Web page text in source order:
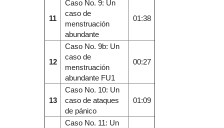
11
Caso No. 9: Un
caso de
menstruación
abundante
01:38
12
Caso No. 9b: Un
caso de
menstruación
abundante FU1
00:27
13
Caso No. 10: Un
caso de ataques
de pánico
01:09
Caso No. 11: Un